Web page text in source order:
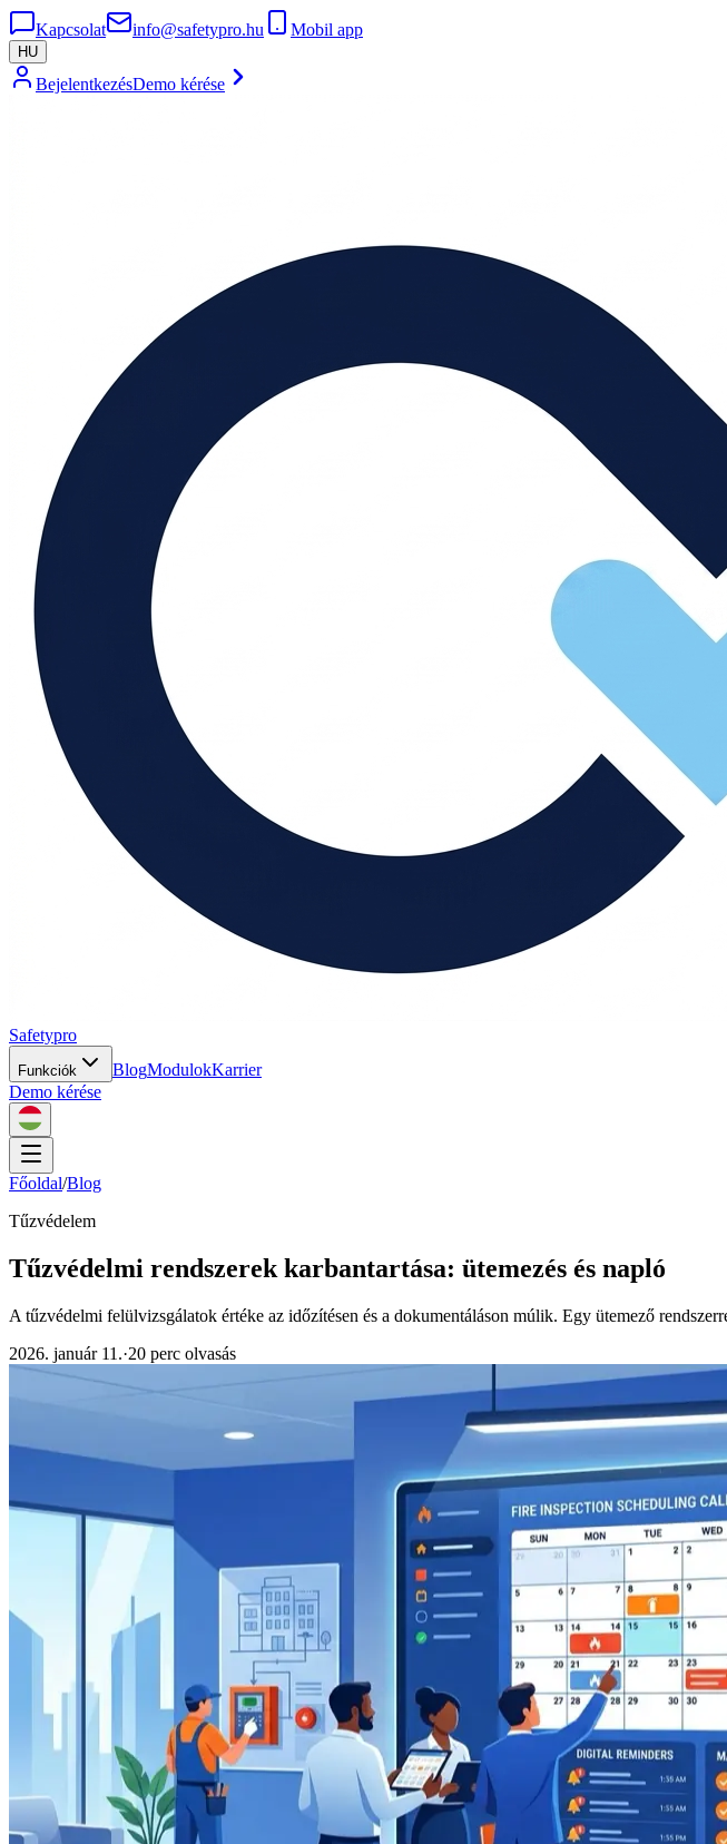
Kapcsolat info@safetypro.hu Mobil app
HU
BejelentkezésDemo kérése
Safetypro
Funkciók BlogModulokKarrier
Demo kérése
Főoldal/Blog
Tűzvédelem
Tűzvédelmi rendszerek karbantartása: ütemezés és napló
A tűzvédelmi felülvizsgálatok értéke az időzítésen és a dokumentáláson múlik. Egy ütemező
2026. január 11.·20 perc olvasás